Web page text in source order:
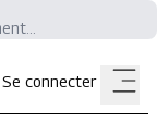
Se connecter